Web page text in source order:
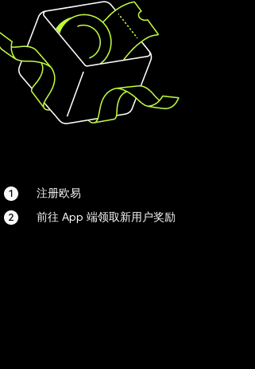
注册欧易
前往 App 端领取新用户奖励